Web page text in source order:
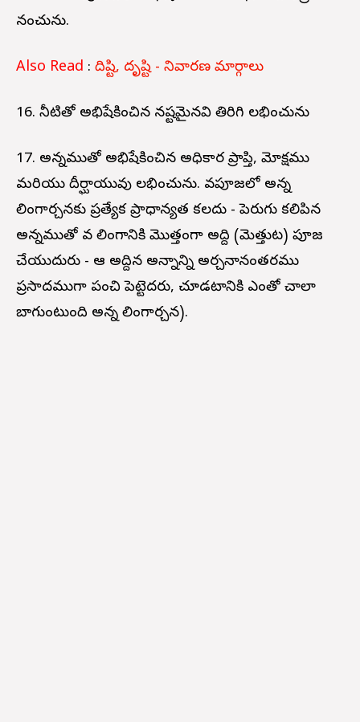
నశించును.
Also Read : దిష్టి, దృష్టి - నివారణ మార్గాలు
16. నీటితో అభిషేకించిన నష్టమైనవి తిరిగి లభించును
17. అన్నముతో అభిషేకించిన అధికార ప్రాప్తి, మోక్షము
మరియు దీర్ఘాయువు లభించును. శివపూజలో అన్న
లింగార్చనకు ప్రత్యేక ప్రాధాన్యత కలదు - పెరుగు కలిపిన
అన్నముతో శివ లింగానికి మొత్తంగా అద్ది (మెత్తుట) పూజ
చేయుదురు - ఆ అద్దిన అన్నాన్ని అర్చనానంతరము
ప్రసాదముగా పంచి పెట్టెదరు, చూడటానికి ఎంతో చాలా
బాగుంటుంది అన్న లింగార్చన).